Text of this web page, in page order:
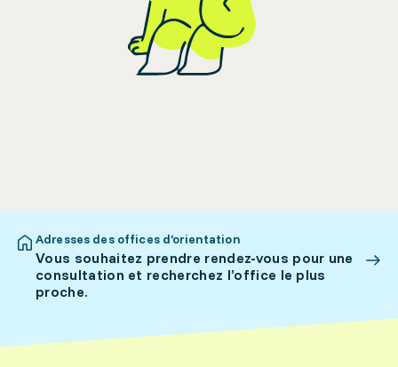
Adresses des offices d’orientation
Vous souhaitez prendre rendez-vous pour une
consultation et recherchez l’office le plus
proche.